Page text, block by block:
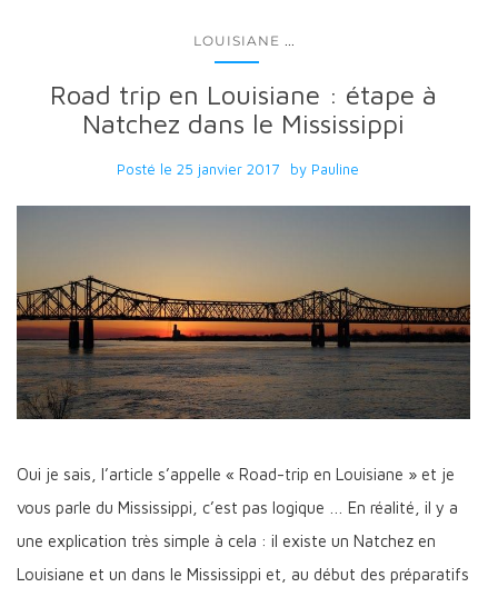
LOUISIANE
Road trip en Louisiane : étape à
Natchez dans le Mississippi
Posté le 25 janvier 2017 by Pauline
Oui je sais, l’article s’appelle « Road-trip en Louisiane » et je
vous parle du Mississippi, c’est pas logique … En réalité, il y a
une explication très simple à cela : il existe un Natchez en
Louisiane et un dans le Mississippi et, au début des préparatifs